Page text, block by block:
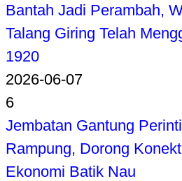
Bantah Jadi Perambah,
Talang Giring Telah
1920
2026-06-07
6
Jembatan Gantung
Rampung, Dorong
Ekonomi Batik Nau